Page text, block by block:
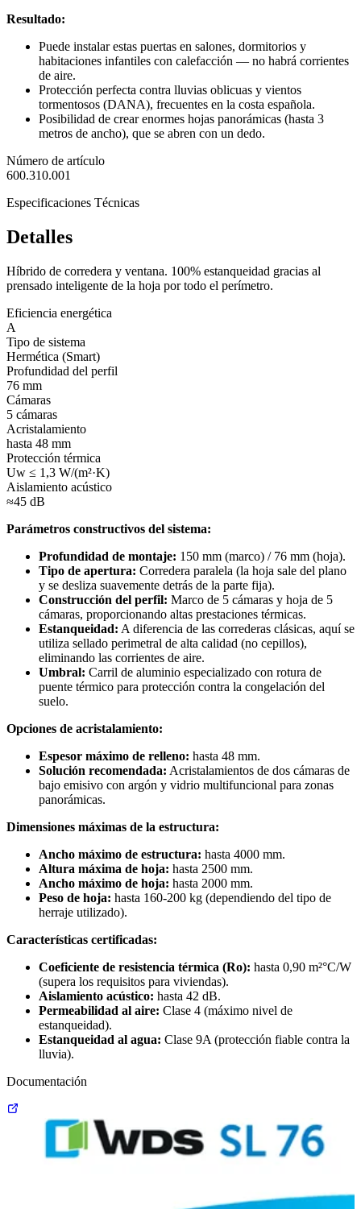
Resultado:
Puede instalar estas puertas en salones, dormitorios y
habitaciones infantiles con calefacción — no habrá corrientes
de aire.
Protección perfecta contra lluvias oblicuas y vientos
tormentosos (DANA), frecuentes en la costa española.
Posibilidad de crear enormes hojas panorámicas (hasta 3
metros de ancho), que se abren con un dedo.
Número de artículo
600.310.001
Especificaciones Técnicas
Detalles
Híbrido de corredera y ventana. 100% estanqueidad gracias al
prensado inteligente de la hoja por todo el perímetro.
Eficiencia energética
A
Tipo de sistema
Hermética (Smart)
Profundidad del perfil
76 mm
Cámaras
5 cámaras
Acristalamiento
hasta 48 mm
Protección térmica
Uw ≤ 1,3 W/(m²·K)
Aislamiento acústico
≈45 dB
Parámetros constructivos del sistema:
Profundidad de montaje: 150 mm (marco) / 76 mm (hoja).
Tipo de apertura: Corredera paralela (la hoja sale del plano
y se desliza suavemente detrás de la parte fija).
Construcción del perfil: Marco de 5 cámaras y hoja de 5
cámaras, proporcionando altas prestaciones térmicas.
Estanqueidad: A diferencia de las correderas clásicas, aquí se
utiliza sellado perimetral de alta calidad (no cepillos),
eliminando las corrientes de aire.
Umbral: Carril de aluminio especializado con rotura de
puente térmico para protección contra la congelación del
suelo.
Opciones de acristalamiento:
Espesor máximo de relleno: hasta 48 mm.
Solución recomendada: Acristalamientos de dos cámaras de
bajo emisivo con argón y vidrio multifuncional para zonas
panorámicas.
Dimensiones máximas de la estructura:
Ancho máximo de estructura: hasta 4000 mm.
Altura máxima de hoja: hasta 2500 mm.
Ancho máximo de hoja: hasta 2000 mm.
Peso de hoja: hasta 160-200 kg (dependiendo del tipo de
herraje utilizado).
Características certificadas:
Coeficiente de resistencia térmica (Ro): hasta 0,90 m²°C/W
(supera los requisitos para viviendas).
Aislamiento acústico: hasta 42 dB.
Permeabilidad al aire: Clase 4 (máximo nivel de
estanqueidad).
Estanqueidad al agua: Clase 9A (protección fiable contra la
lluvia).
Documentación